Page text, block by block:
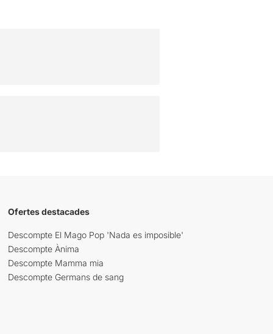
Ofertes destacades
Descompte El Mago Pop 'Nada es imposible'
Descompte Ànima
Descompte Mamma mia
Descompte Germans de sang